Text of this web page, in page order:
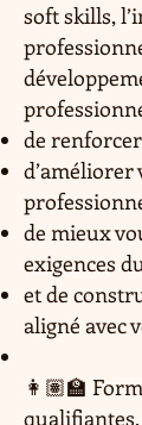
soft skills,
de
de mieux
exigences
et de
aligné avec
👩🏽‍🏫
qualifiantes,